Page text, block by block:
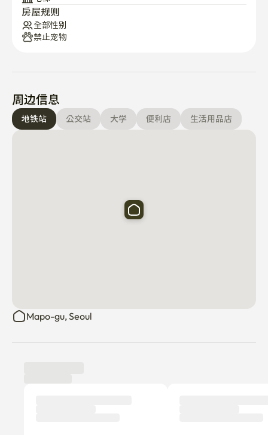
房屋规则
全部性别
禁止宠物
周边信息
地铁站 公交站 大学 便利店 生活用品店
Mapo-gu, Seoul